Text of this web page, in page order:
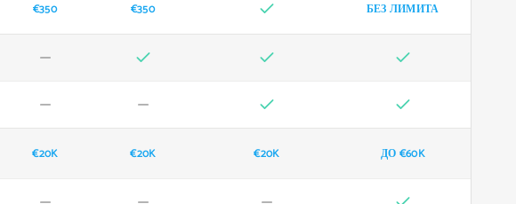
€350 €350 БЕЗ ЛИМИТА
€20K €20K €20K ДО €60K